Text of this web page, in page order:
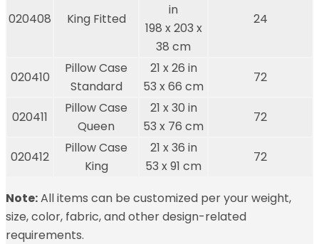
020408 King Fitted
in
198 x 203 x
38 cm
24
020410
Pillow Case
Standard
21 x 26 in
53 x 66 cm
72
020411
Pillow Case
Queen
21 x 30 in
53 x 76 cm
72
020412
Pillow Case
King
21 x 36 in
53 x 91 cm
72
Note:All items can be customized per your weight,
size, color, fabric, and other design-related
requirements.